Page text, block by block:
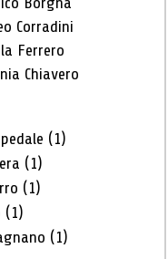
Corradini
Ferrero
Chiavero
(1)
(1)
(1)
(1)
(1)